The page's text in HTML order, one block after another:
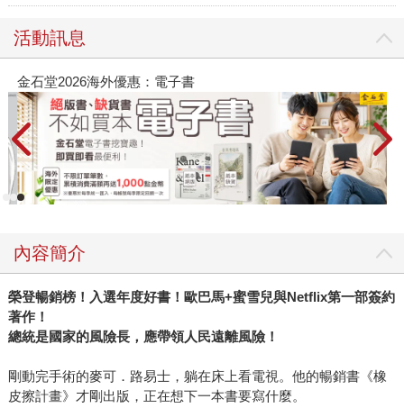
活動訊息
春光ｘ奇幻基地｜全書系展
內容簡介
榮登暢銷榜！入選年度好書！歐巴馬+蜜雪兒與Netflix第一部簽約
著作！
總統是國家的風險長，應帶領人民遠離風險！
剛動完手術的麥可．路易士，躺在床上看電視。他的暢銷書《橡
皮擦計畫》才剛出版，正在想下一本書要寫什麼。